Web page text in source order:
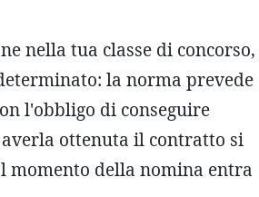
nella tua classe di concorso,
la norma prevede
l'obbligo di conseguire
averla ottenuta il contratto si
momento della nomina entra